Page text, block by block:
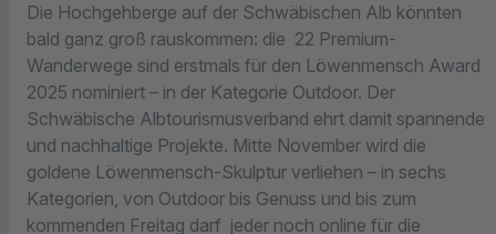
Die Hochgehberge auf der Schwäbischen Alb könnten
bald ganz groß rauskommen: die 22 Premium-
Wanderwege sind erstmals für den Löwenmensch Award
2025 nominiert – in der Kategorie Outdoor. Der
Schwäbische Albtourismusverband ehrt damit spannende
und nachhaltige Projekte. Mitte November wird die
goldene Löwenmensch-Skulptur verliehen – in sechs
Kategorien, von Outdoor bis Genuss und bis zum
kommenden Freitag darf jeder noch online für die